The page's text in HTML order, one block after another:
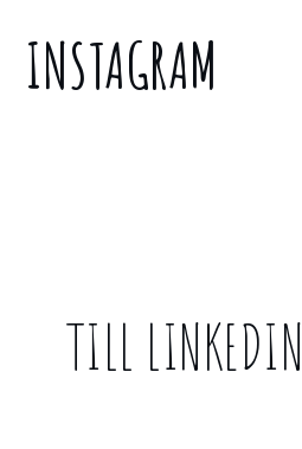
INSTAGRAM
TILL LINKEDIN